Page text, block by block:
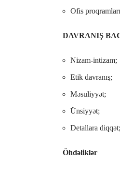
Ofis
DAVRANIŞ
Nizam-intizam;
Etik davranış;
Məsuliyyət;
Ünsiyyət;
Detallara diqqət;
Öhdəliklər